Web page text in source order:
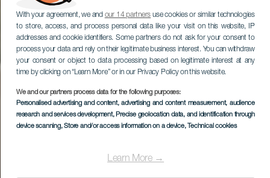
With your agreement, we and our 14 partners use cookies or similar technologies
to store, access, and process personal data like your visit on this website, IP
addresses and cookie identifiers. Some partners do not ask for your consent to
process your data and rely on their legitimate business interest. You can withdraw
your consent or object to data processing based on legitimate interest at any
time by clicking on “Learn More” or in our Privacy Policy on this website.
We and our partners process data for the following purposes:
Personalised advertising and content, advertising and content measurement, audience
research and services development, Precise geolocation data, and identification through
device scanning, Store and/or access information on a device, Technical cookies
Learn More →